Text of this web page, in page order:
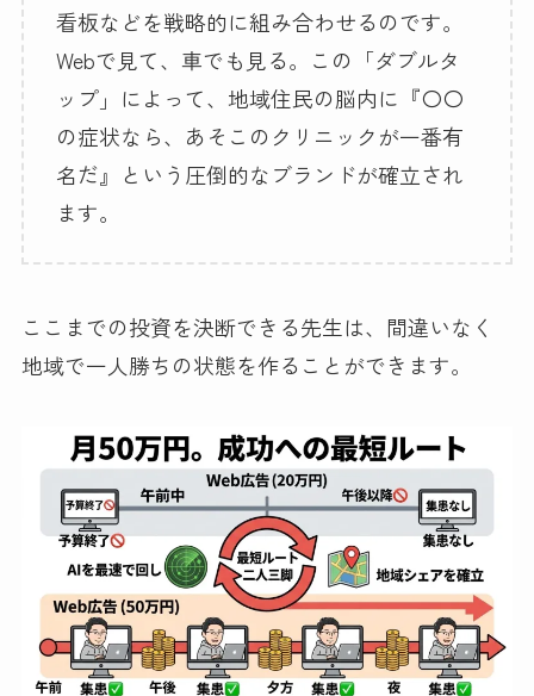
看板などを戦略的に組み合わせるのです。
Webで見て、車でも見る。この「ダブルタ
ップ」によって、地域住民の脳内に『〇〇
の症状なら、あそこのクリニックが一番有
名だ』という圧倒的なブランドが確立され
ます。
ここまでの投資を決断できる先生は、間違いなく
地域で一人勝ちの状態を作ることができます。